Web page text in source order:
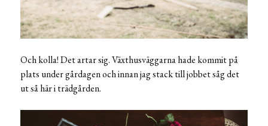
Och kolla! Det artar sig. Växthusväggarna hade kommit på
plats under gårdagen och innan jag stack till jobbet såg det
ut så här i trädgården.